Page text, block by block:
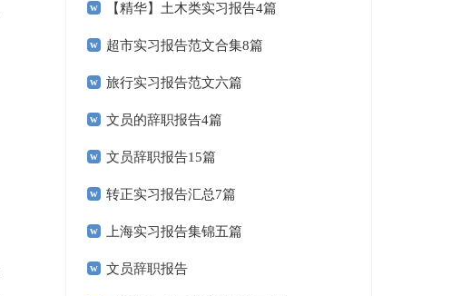
【精华】土木类实习报告4篇
超市实习报告范文合集8篇
旅行实习报告范文六篇
文员的辞职报告4篇
文员辞职报告15篇
转正实习报告汇总7篇
上海实习报告集锦五篇
文员辞职报告